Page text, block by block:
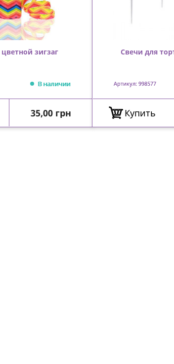
зигзаг
В наличии
Цена
35,00 грн
Свечи для
Артикул: 998577
Купить